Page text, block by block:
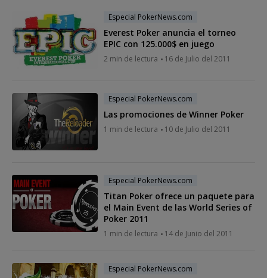
Especial PokerNews.com
Everest Poker anuncia el torneo
EPIC con 125.000$ en juego
2 min de lectura 16 de Julio del 2011
Especial PokerNews.com
Las promociones de Winner Poker
1 min de lectura 10 de Julio del 2011
Especial PokerNews.com
Titan Poker ofrece un paquete para
el Main Event de las World Series of
Poker 2011
1 min de lectura 14 de Junio del 2011
Especial PokerNews.com